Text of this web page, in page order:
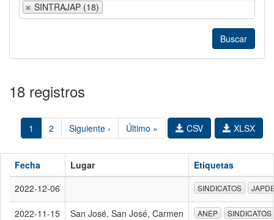
SINTRAJAP (18)
18 registros
1 2 Siguiente › Último » XLSX
CSV
Fecha Lugar
Etiquetas
2022-12-06
SINDICATOS
2022-11-15 San José, San José, Carmen ANEP SINDICATOS